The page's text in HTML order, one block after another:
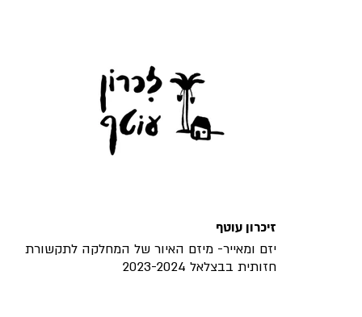
זיכרון עוטף
יזם ומאייר- מיזם האיור של המחלקה לתקשורת
חזותית בבצלאל 2023-2024